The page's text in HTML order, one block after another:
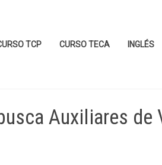
TCP CURSO TECA INGLÉS
Auxiliares de